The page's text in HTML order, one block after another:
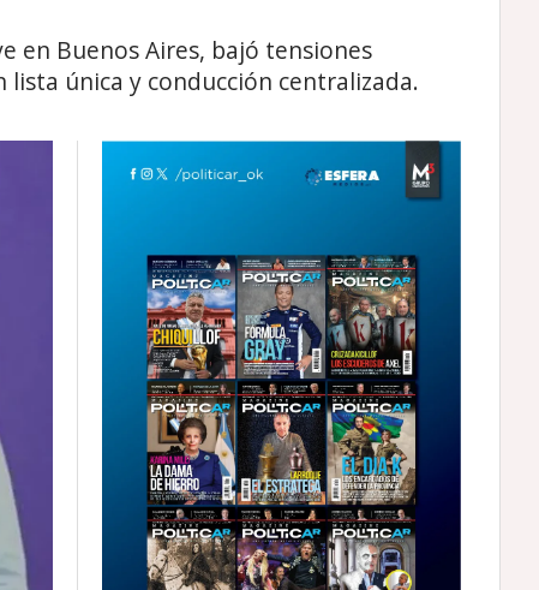
en Buenos Aires, bajó tensiones
única y conducción centralizada.